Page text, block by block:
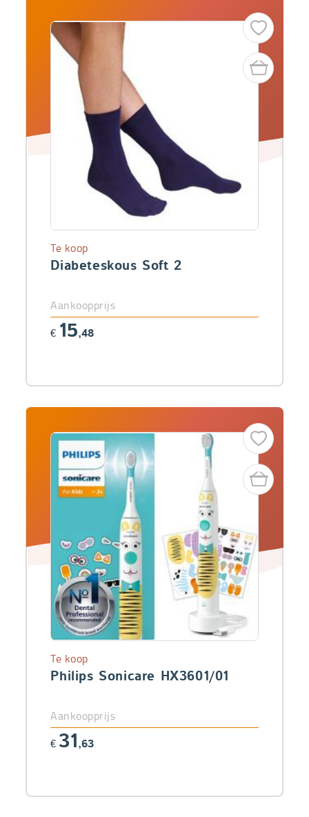
Diabeteskous Soft 2
Te koop
Aankoopprijs
€ 15,48
Philips Sonicare HX3601/01
Te koop
Aankoopprijs
€ 31,63